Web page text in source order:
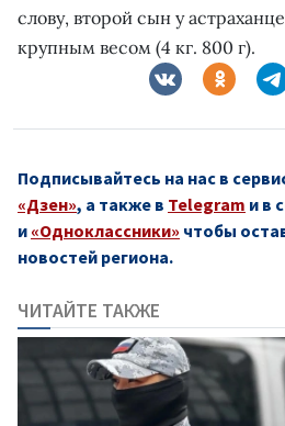
слову, второй сын у
крупным весом (4 кг. 800 г).
Подписывайтесь на нас в
«Дзен», а также в Telegram и в
и «Одноклассники» чтобы
новостей региона.
ЧИТАЙТЕ ТАКЖЕ